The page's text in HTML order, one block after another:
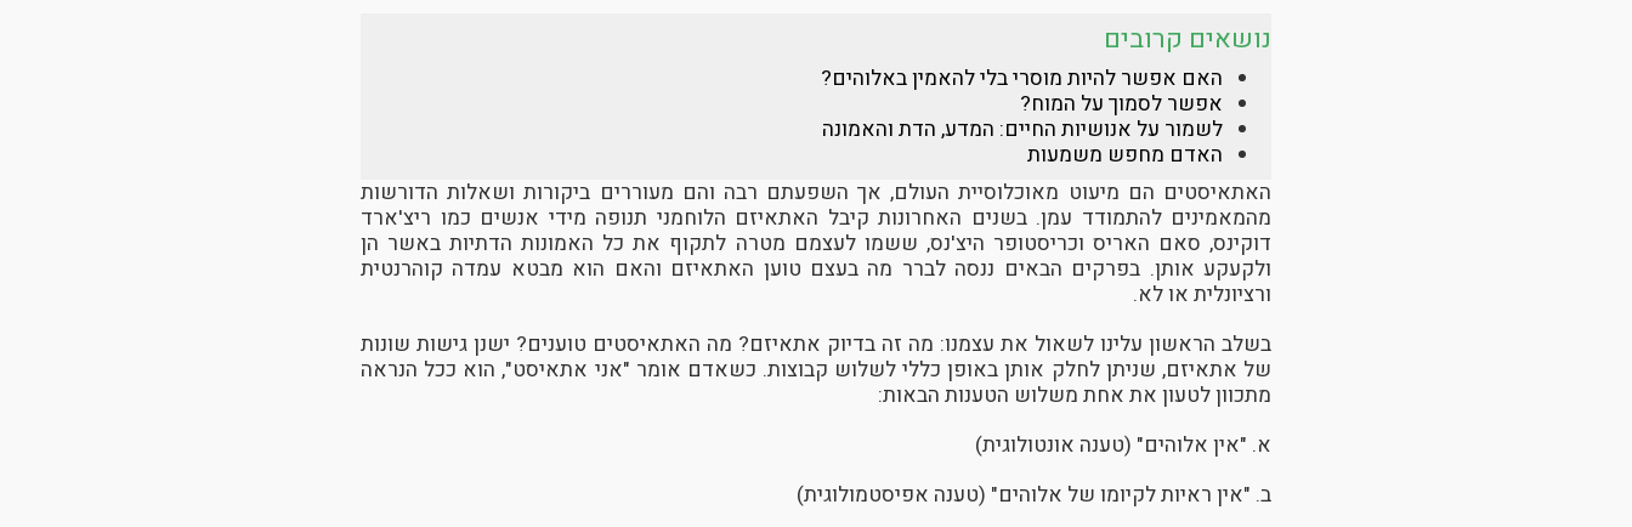
נושאים קרובים
האם אפשר להיות מוסרי בלי להאמין באלוהים?
אפשר לסמוך על המוח?
לשמור על אנושיות החיים: המדע, הדת והאמונה
האדם מחפש משמעות
האתאיסטים הם מיעוט מאוכלוסיית העולם, אך השפעתם רבה והם מעוררים ביקורות ושאלות הדורשות
מהמאמינים להתמודד עמן. בשנים האחרונות קיבל האתאיזם הלוחמני תנופה מידי אנשים כמו ריצ'ארד
דוקינס, סאם האריס וכריסטופר היצ'נס, ששמו לעצמם מטרה לתקוף את כל האמונות הדתיות באשר הן
ולקעקע אותן. בפרקים הבאים ננסה לברר מה בעצם טוען האתאיזם והאם הוא מבטא עמדה קוהרנטית
ורציונלית או לא.
בשלב הראשון עלינו לשאול את עצמנו: מה זה בדיוק אתאיזם? מה האתאיסטים טוענים? ישנן גישות שונות
של אתאיזם, שניתן לחלק אותן באופן כללי לשלוש קבוצות. כשאדם אומר "אני אתאיסט", הוא ככל הנראה
מתכוון לטעון את אחת משלוש הטענות הבאות:
א. "אין אלוהים" (טענה אונטולוגית)
ב. "אין ראיות לקיומו של אלוהים" (טענה אפיסטמולוגית)